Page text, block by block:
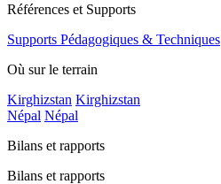
Références et Supports
Supports Pédagogiques & Techniques
Où sur le terrain
Kirghizstan Kirghizstan
Népal Népal
Bilans et rapports
Bilans et rapports